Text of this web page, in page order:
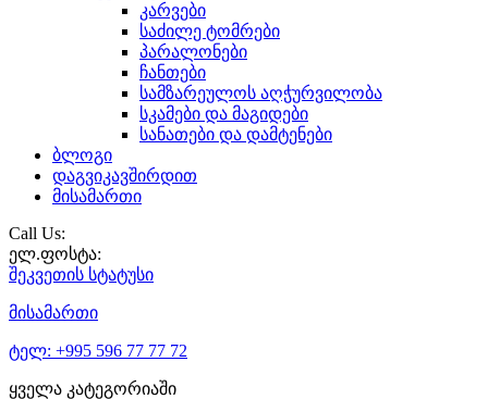
კარვები
საძილე ტომრები
პარალონები
ჩანთები
სამზარეულოს აღჭურვილობა
სკამები და მაგიდები
სანათები და დამტენები
ბლოგი
დაგვიკავშირდით
მისამართი
Call Us:
ელ.ფოსტა:
შეკვეთის სტატუსი
მისამართი
ტელ: +995 596 77 77 72
ყველა კატეგორიაში